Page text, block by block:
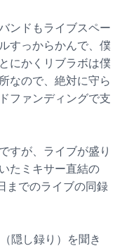
ンドもライブスペー
すっからかんで、僕
にかくリブラボは僕
なので、絶対に守ら
ファンディングで支
すが、ライブが盛り
たミキサー直結の
までのライブの同録
隠し録り）を聞き